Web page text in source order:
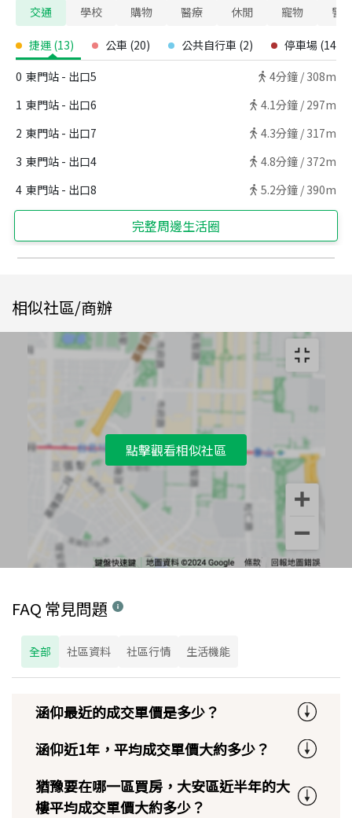
交通 學校 購物 醫療 休閒 寵物 警
捷運 (13) 公車 (20) 公共自行車 (2) 停車場 (14
0 東門站 - 出口5 4分鐘 / 308m
1 東門站 - 出口6 4.1分鐘 / 297m
2 東門站 - 出口7 4.3分鐘 / 317m
3 東門站 - 出口4 4.8分鐘 / 372m
4 東門站 - 出口8 5.2分鐘 / 390m
完整周邊生活圈
相似社區/商辦
點擊觀看相似社區
FAQ 常見問題
全部 社區資料 社區行情 生活機能
涵仰最近的成交單價是多少？
涵仰近1年，平均成交單價大約多少？
猶豫要在哪一區買房，大安區近半年的大
樓平均成交單價大約多少？